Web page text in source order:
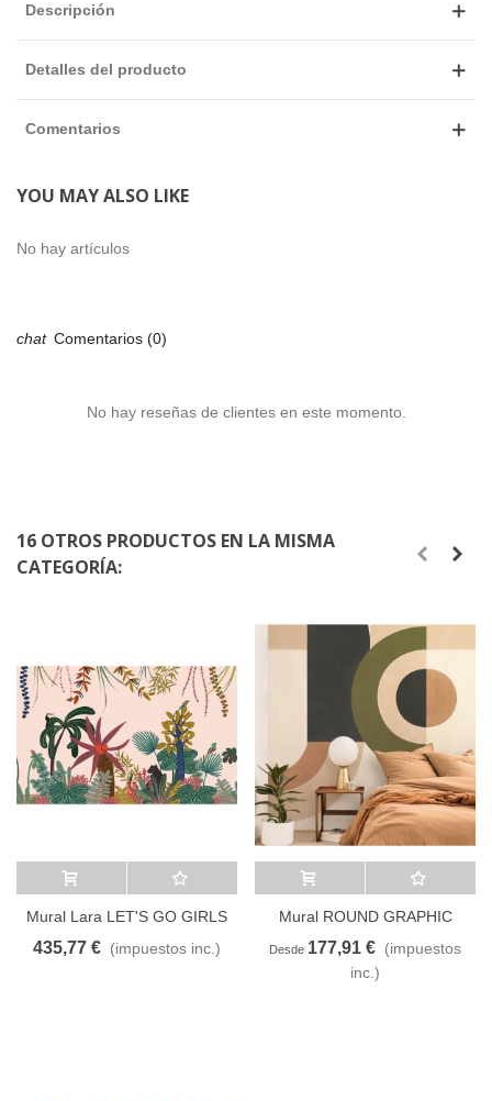
Descripción
Detalles del producto
Comentarios
YOU MAY ALSO LIKE
No hay artículos
Comentarios (0)
No hay reseñas de clientes en este momento.
16 OTROS PRODUCTOS EN LA MISMA
CATEGORÍA:
Añadir al carrito A lista de deseos
Mural Lara LET'S GO GIRLS
104494703 CASELIO
435,77 € (impuestos inc.)
Añadir al carrito A lista de deseos
Mural ROUND GRAPHIC
10556 CASELIO
Desde 177,91 € (impuestos
inc.)